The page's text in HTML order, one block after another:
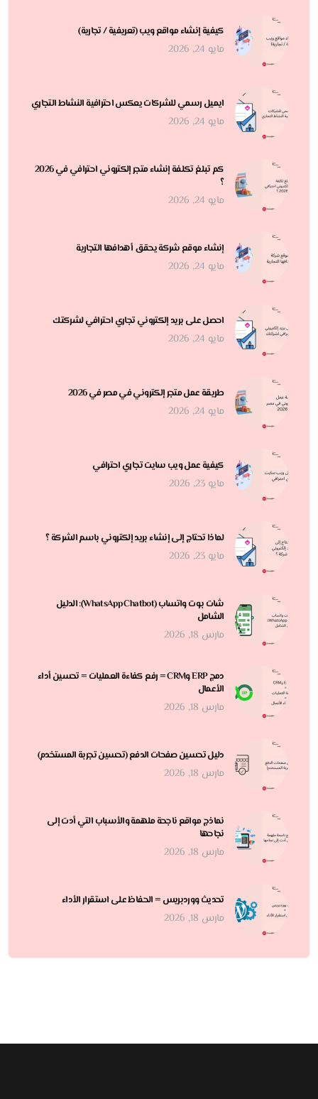
كيفية إنشاء مواقع ويب (تعريفية / تجارية)
مايو 24, 2026
ايميل رسمي للشركات يعكس احترافية النشاط التجاري
مايو 24, 2026
كم تبلغ تكلفة إنشاء متجر إلكتروني احترافي في 2026
؟
مايو 24, 2026
إنشاء موقع شركة يحقق أهدافها التجارية
مايو 24, 2026
احصل على بريد إلكتروني تجاري احترافي لشركتك
مايو 24, 2026
طريقة عمل متجر إلكتروني في مصر في 2026
مايو 24, 2026
كيفية عمل ويب سايت تجاري احترافي
مايو 23, 2026
لماذا تحتاج إلى إنشاء بريد إلكتروني باسم الشركة ؟
مايو 23, 2026
شات بوت واتساب (WhatsApp Chatbot): الدليل
الشامل
مارس 18, 2026
دمج ERP وCRM = رفع كفاءة العمليات = تحسين أداء
الأعمال
مارس 18, 2026
دليل تحسين صفحات الدفع (تحسين تجربة المستخدم)
مارس 18, 2026
نماذج مواقع ناجحة ملهمة والأسباب التي أدت إلى
نجاحها
مارس 18, 2026
تحديث ووردبريس = الحفاظ على استقرار الأداء
مارس 18, 2026